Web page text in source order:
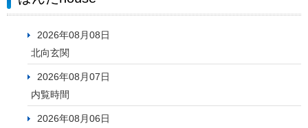
2026年08月08日
北向玄関
2026年08月07日
内覧時間
2026年08月06日